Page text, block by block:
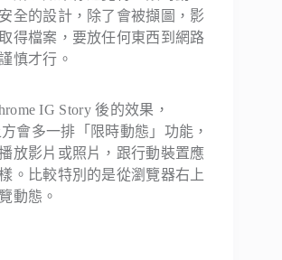
全的設計，除了會被擷圖，影
得檔案，要放任何東西到網路
慎才行。
IG Story 後的效果，
會多一排「限時動態」功能，
放影片或照片，跟行動裝置應
。比較特別的是從瀏覽器右上
動態。